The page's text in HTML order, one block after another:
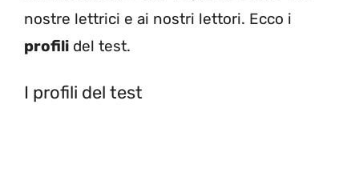
nostre lettrici e ai nostri lettori. Ecco i
profili del test.
I profili del test